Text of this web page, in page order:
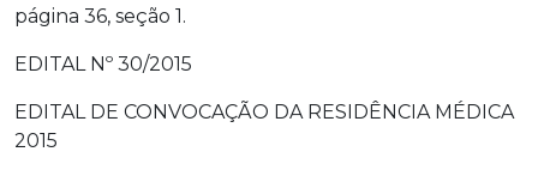
página 36, seção 1.
EDITAL Nº 30/2015
EDITAL DE CONVOCAÇÃO DA RESIDÊNCIA MÉDICA
2015